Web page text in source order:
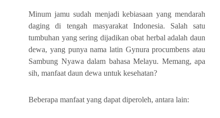
Minum jamu sudah menjadi kebiasaan yang mendarah
daging di tengah masyarakat Indonesia. Salah satu
tumbuhan yang sering dijadikan obat herbal adalah daun
dewa, yang punya nama latin Gynura procumbens atau
Sambung Nyawa dalam bahasa Melayu. Memang, apa
sih, manfaat daun dewa untuk kesehatan?
Beberapa manfaat yang dapat diperoleh, antara lain: